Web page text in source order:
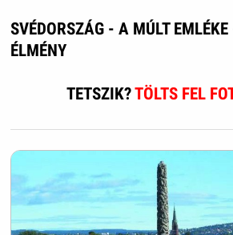
SVÉDORSZÁG - A MÚLT
ÉLMÉNY
TETSZIK?TÖLTS FEL